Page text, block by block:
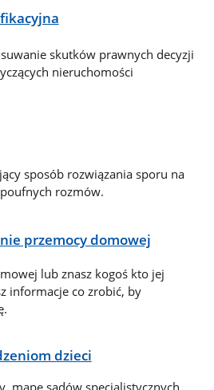
skutków prawnych decyzji
nieruchomości
sposób rozwiązania sporu na
rozmów.
przemocy domowej
lub znasz kogoś kto jej
informacje co zrobić, by
dzieci